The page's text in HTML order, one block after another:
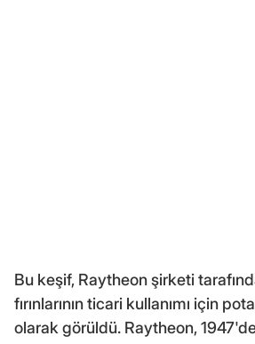
Bu keşif, Raytheon şirketi
fırınlarının ticari kullanımı için
olarak görüldü. Raytheon,